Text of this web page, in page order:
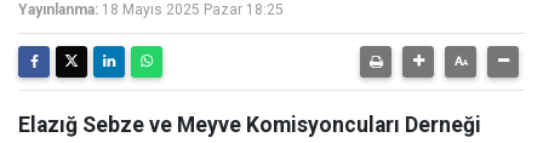
Yayınlanma: 18 Mayıs 2025 Pazar 18:25
Elazığ Sebze ve Meyve Komisyoncuları Derneği